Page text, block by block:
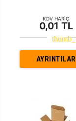
KDV HARİÇ
0,01 TL
AYRINTILAR